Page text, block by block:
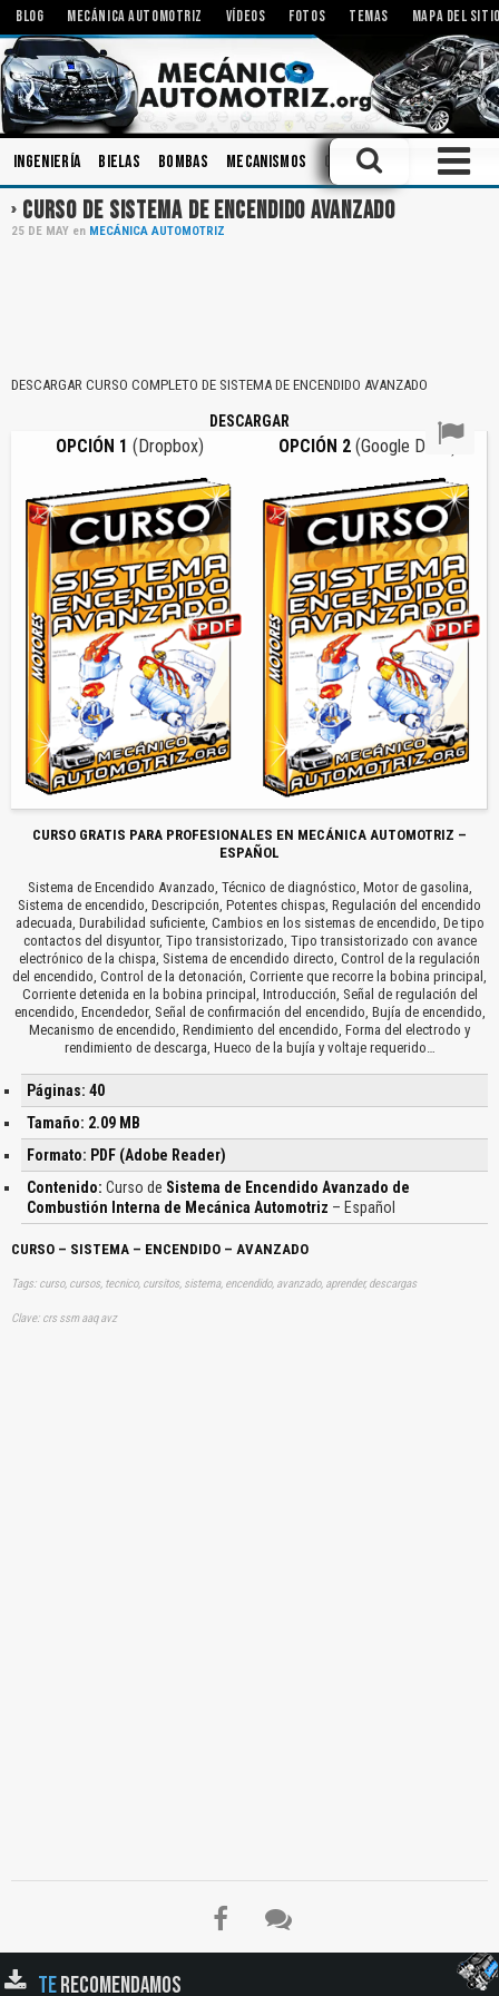
BLOG MECÁNICA AUTOMOTRIZ VÍDEOS FOTOS TEMAS MAPA DEL
Ingeniería Bielas Bombas Mecanismos Carrocerias
CURSO DE SISTEMA DE ENCENDIDO AVANZADO
25 DE MAY en MECÁNICA AUTOMOTRIZ
DESCARGAR CURSO COMPLETO DE SISTEMA DE ENCENDIDO AVANZADO
DESCARGAR
OPCIÓN 1 (Dropbox) OPCIÓN 2 (Google Drive)
CURSO GRATIS PARA PROFESIONALES EN MECÁNICA AUTOMOTRIZ –
ESPAÑOL
Sistema de Encendido Avanzado, Técnico de diagnóstico, Motor de gasolina,
Sistema de encendido, Descripción, Potentes chispas, Regulación del encendido
adecuada, Durabilidad suficiente, Cambios en los sistemas de encendido, De tipo
contactos del disyuntor, Tipo transistorizado, Tipo transistorizado con avance
electrónico de la chispa, Sistema de encendido directo, Control de la regulación
del encendido, Control de la detonación, Corriente que recorre la bobina principal,
Corriente detenida en la bobina principal, Introducción, Señal de regulación del
encendido, Encendedor, Señal de confirmación del encendido, Bujía de encendido,
Mecanismo de encendido, Rendimiento del encendido, Forma del electrodo y
rendimiento de descarga, Hueco de la bujía y voltaje requerido…
Páginas: 40
Tamaño: 2.09 MB
Formato: PDF (Adobe Reader)
Contenido: Curso de Sistema de Encendido Avanzado de
Combustión Interna de Mecánica Automotriz – Español
CURSO – SISTEMA – ENCENDIDO – AVANZADO
Tags: curso, cursos, tecnico, cursitos, sistema, encendido, avanzado, aprender, descargas
Clave: crs ssm aaq avz
TERECOMENDAMOS